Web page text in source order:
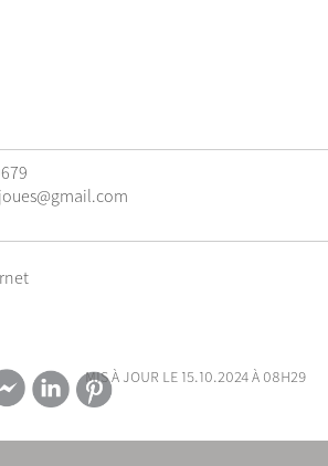
mis à jour le 15.10.2024 à 08h29